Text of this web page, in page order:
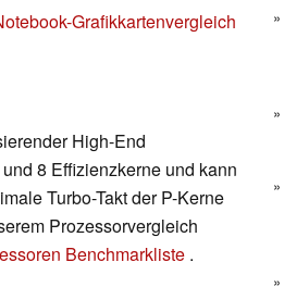
Grafikkartenvergleich
High-End
8 Effizienzkerne und kann
Turbo-Takt der P-Kerne
Prozessorvergleich
Benchmarkliste .